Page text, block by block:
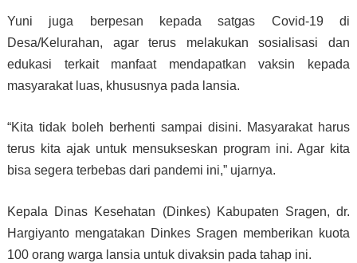
Yuni juga berpesan kepada satgas Covid-19 di
Desa/Kelurahan, agar terus melakukan sosialisasi dan
edukasi terkait manfaat mendapatkan vaksin kepada
masyarakat luas, khususnya pada lansia.
“Kita tidak boleh berhenti sampai disini. Masyarakat harus
terus kita ajak untuk mensukseskan program ini. Agar kita
bisa segera terbebas dari pandemi ini,” ujarnya.
Kepala Dinas Kesehatan (Dinkes) Kabupaten Sragen, dr.
Hargiyanto mengatakan Dinkes Sragen memberikan kuota
100 orang warga lansia untuk divaksin pada tahap ini.